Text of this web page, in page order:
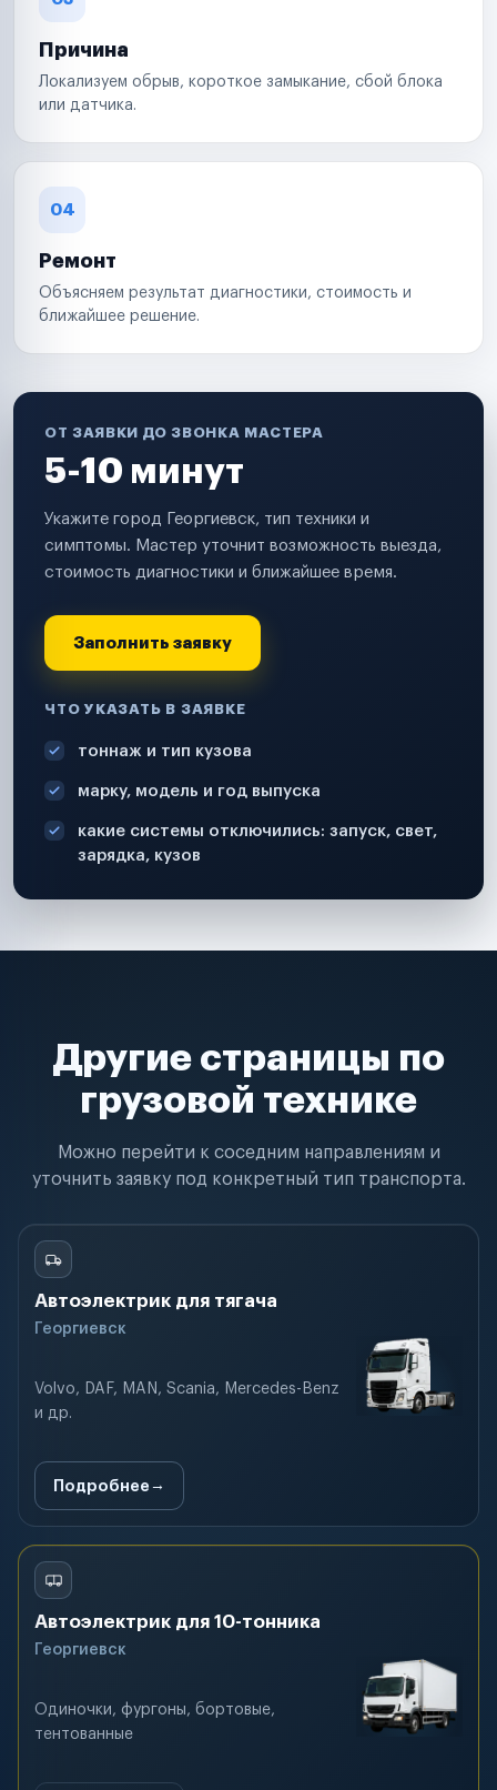
Причина
Локализуем обрыв, короткое замыкание, сбой блока
или датчика.
04
Ремонт
Объясняем результат диагностики, стоимость и
ближайшее решение.
ОТ ЗАЯВКИ ДО ЗВОНКА МАСТЕРА
5-10 минут
Укажите город Георгиевск, тип техники и
симптомы. Мастер уточнит возможность выезда,
стоимость диагностики и ближайшее время.
Заполнить заявку
ЧТО УКАЗАТЬ В ЗАЯВКЕ
тоннаж и тип кузова
марку, модель и год выпуска
какие системы отключились: запуск, свет,
зарядка, кузов
Другие страницы по
грузовой технике
Можно перейти к соседним направлениям и
уточнить заявку под конкретный тип транспорта.
Автоэлектрик для тягача
Георгиевск
Volvo, DAF, MAN, Scania, Mercedes-Benz
и др.
Подробнее
Автоэлектрик для 10-тонника
Георгиевск
Одиночки, фургоны, бортовые,
тентованные